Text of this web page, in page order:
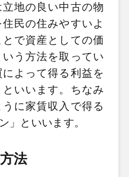
地の良い中古の物
民の住みやすいよ
で資産としての価
う方法を取ってい
よって得る利益を
といいます。ちなみ
に家賃収入で得る
」といいます。
法